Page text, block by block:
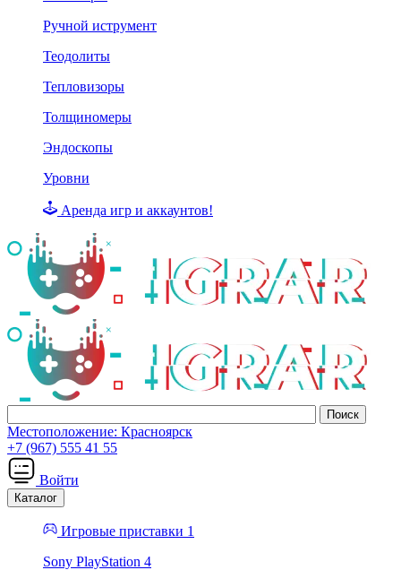
Ручной иструмент
Теодолиты
Тепловизоры
Толщиномеры
Эндоскопы
Уровни
Аренда игр и аккаунтов!
Местоположение: Красноярск
+7 (967) 555 41 55
Войти
Каталог
Игровые приставки 1
Sony PlayStation 4